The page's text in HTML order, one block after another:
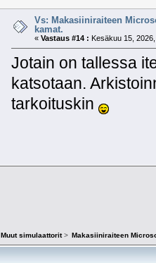
Vs: Makasiiniraiteen
kamat.
« Vastaus #14 : Kesäkuu 15,
Jotain on tallessa
katsotaan.
tarkoituskin
Muut simulaattorit> Makasiiniraiteen